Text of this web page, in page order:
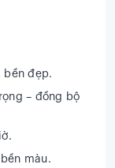
bền đẹp.
– đồng bộ
.
màu.